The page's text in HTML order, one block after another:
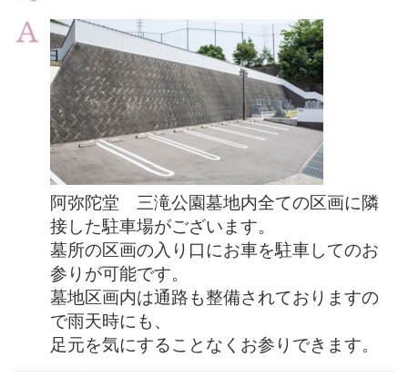
阿弥陀堂 三滝公園墓地内全ての区画に隣
接した駐車場がございます。
墓所の区画の入り口にお車を駐車してのお
参りが可能です。
墓地区画内は通路も整備されておりますの
で雨天時にも、
足元を気にすることなくお参りできます。